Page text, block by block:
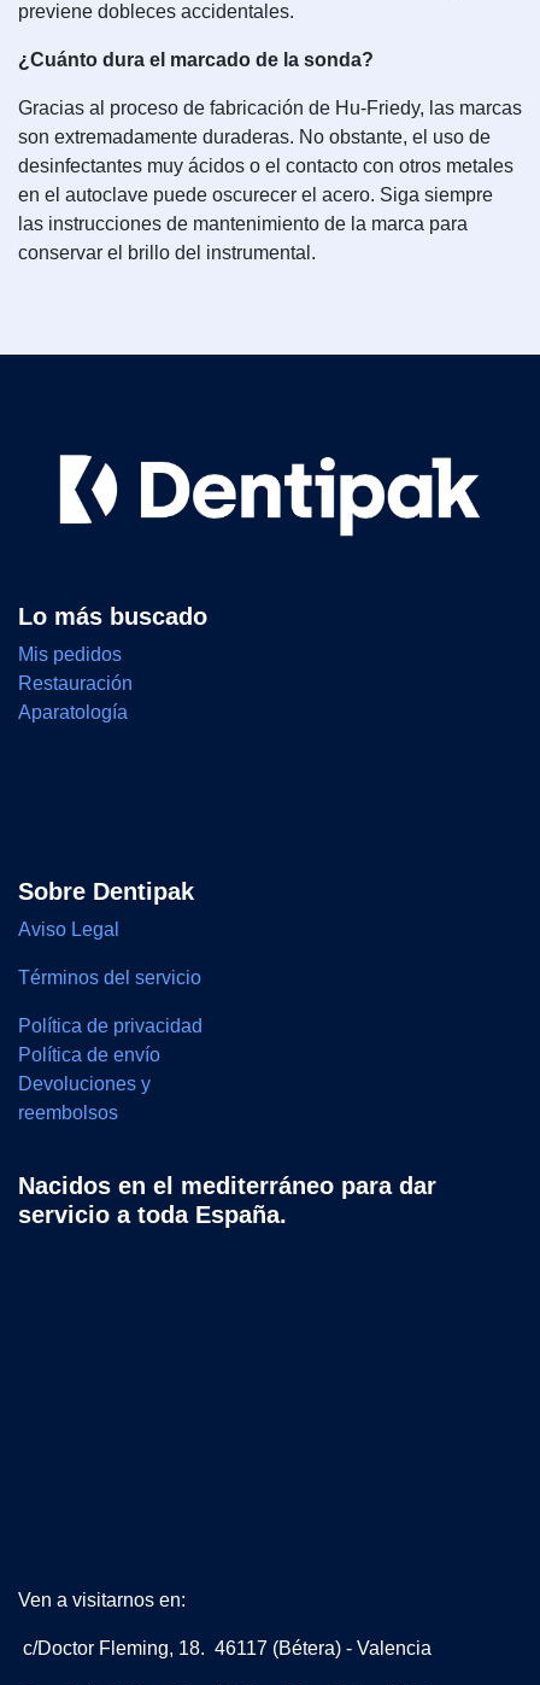
previene dobleces accidentales.
¿Cuánto dura el marcado de la sonda?
Gracias al proceso de fabricación de Hu-Friedy, las marcas
son extremadamente duraderas. No obstante, el uso de
desinfectantes muy ácidos o el contacto con otros metales
en el autoclave puede oscurecer el acero. Siga siempre
las instrucciones de mantenimiento de la marca para
conservar el brillo del instrumental.
Lo más buscado
Mis pedidos
Restauración
Aparatología
Sobre Dentipak
Aviso Legal
Términos del servicio
Política de privacidad
Política de envío
Devoluciones y
reembolsos
Nacidos en el mediterráneo para dar
servicio a toda España.
Ven a visitarnos en:
c/Doctor Fleming, 18. 46117 (Bétera) - Valencia